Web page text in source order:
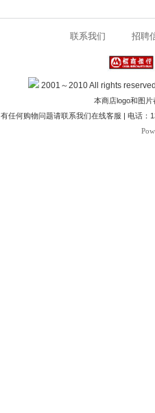
联系我们 招聘
2001～2010 All rights
本商店logo和图
有任何购物问题请联系我们在线客服 | 电话：